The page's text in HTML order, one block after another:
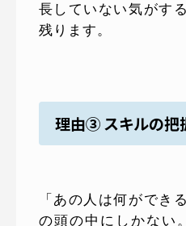
長していない気がす
残ります。
理由③ スキルの把
「あの人は何ができ
の頭の中にしかない